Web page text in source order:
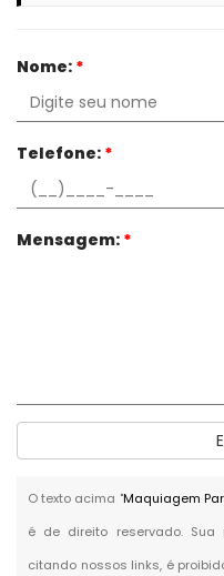
Nome: *
Telefone: *
Mensagem: *
O texto acima "Maquiagem
é de direito reservado. Sua
citando nossos links, é